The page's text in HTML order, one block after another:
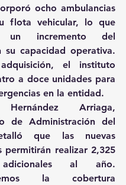
ocho ambulancias
flota vehicular, lo que
un incremento del
su capacidad operativa.
el instituto
a doce unidades para
en la entidad.
Hernández Arriaga,
de Administración del
que las nuevas
permitirán realizar 2,325
adicionales al año.
la cobertura